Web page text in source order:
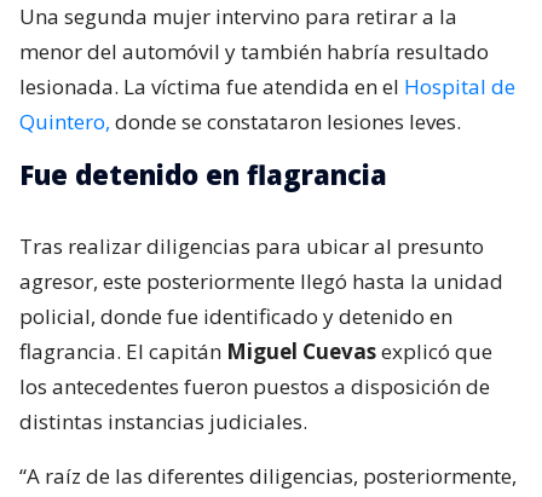
Una segunda mujer intervino para retirar a la
menor del automóvil y también habría resultado
lesionada. La víctima fue atendida en el Hospital de
Quintero, donde se constataron lesiones leves.
Fue detenido en flagrancia
Tras realizar diligencias para ubicar al presunto
agresor, este posteriormente llegó hasta la unidad
policial, donde fue identificado y detenido en
flagrancia. El capitán Miguel Cuevasexplicó que
los antecedentes fueron puestos a disposición de
distintas instancias judiciales.
“A raíz de las diferentes diligencias, posteriormente,